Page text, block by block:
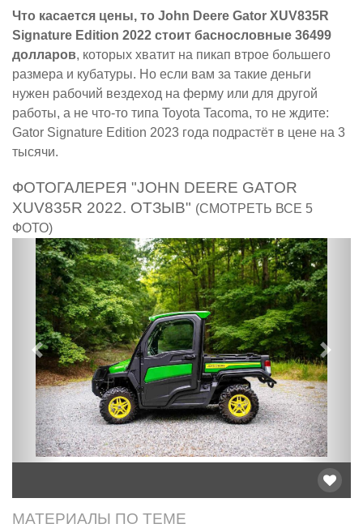
Что касается цены, то John Deere Gator XUV835R
Signature Edition 2022 стоит баснословные 36499
долларов, которых хватит на пикап втрое большего
размера и кубатуры. Но если вам за такие деньги
нужен рабочий вездеход на ферму или для другой
работы, а не что-то типа Toyota Tacoma, то не ждите:
Gator Signature Edition 2023 года подрастёт в цене на 3
тысячи.
ФОТОГАЛЕРЕЯ "JOHN DEERE GATOR
XUV835R 2022. ОТЗЫВ" (СМОТРЕТЬ ВСЕ 5
ФОТО)
Предыдущий
МАТЕРИАЛЫ ПО ТЕМЕ